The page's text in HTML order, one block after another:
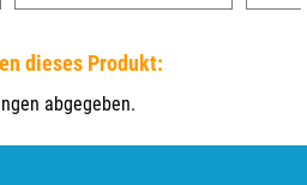
dieses Produkt:
abgegeben.